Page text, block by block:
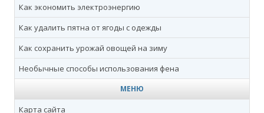
Как экономить электроэнергию
Как удалить пятна от ягоды с одежды
Как сохранить урожай овощей на зиму
Необычные способы использования фена
МЕНЮ
Карта сайта